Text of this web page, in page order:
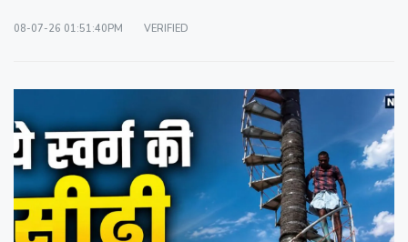
08-07-26 01:51:40PM VERIFIED